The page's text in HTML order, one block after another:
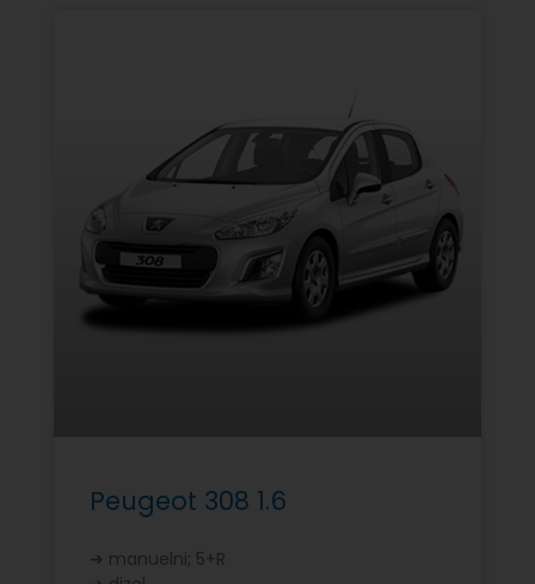
Peugeot 308 1.6
➔ manuelni; 5+R